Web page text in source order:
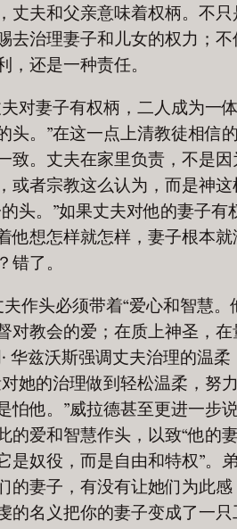
丈夫和父亲意味着权柄。不只
去治理妻子和儿女的权力；不
还是一种责任。
对妻子有权柄，二人成为一
头。”在这一点上清教徒相信
致。丈夫在家里负责，不是因
或者宗教这么认为，而是神这
头。”如果丈夫对他的妻子有
他想怎样就怎样，妻子根本就
了。
作头必须带着“爱心和智慧。
对教会的爱；在质上神圣，在
华兹沃斯强调丈夫治理的温柔
她的治理做到轻松温柔，努
怕他。”威拉德甚至更进一步
的爱和智慧作头，以致“他的
是奴役，而是自由和特权”。
的妻子，有没有让她们为此感
的名义把你的妻子变成了一只